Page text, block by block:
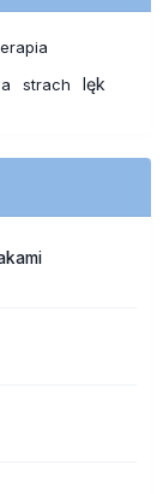
strach lęk